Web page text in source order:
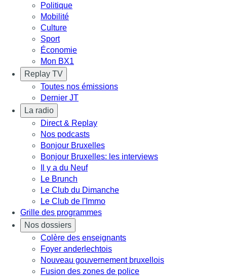
Politique
Mobilité
Culture
Sport
Économie
Mon BX1
Replay TV
Toutes nos émissions
Dernier JT
La radio
Direct & Replay
Nos podcasts
Bonjour Bruxelles
Bonjour Bruxelles: les interviews
Il y a du Neuf
Le Brunch
Le Club du Dimanche
Le Club de l'Immo
Grille des programmes
Nos dossiers
Colère des enseignants
Foyer anderlechtois
Nouveau gouvernement bruxellois
Fusion des zones de police